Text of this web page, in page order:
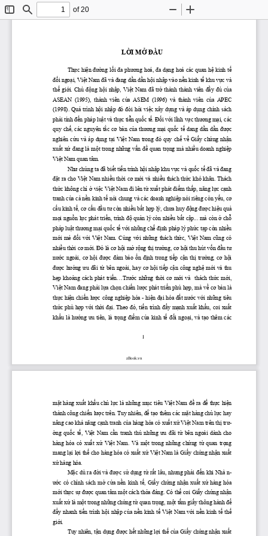
ToggleFind
of 20
Zoom
1
LỜI MỞ ĐẦU
Thực hiện đường lối đa phương hoá, đa dạng hoá các quan hệ kinh tế
đối ngoại, Việt Nam đã và đang dần dần hội nhập vào nền kinh tế khu vực và
thế giới. Chủ động hội nhập, Việt
  Nam
đã trở
  thành  thành  viên
đầy đủ của
ASEAN  (1995),  thành  viên của
  ASEM  (1996)  và  thành  viên
của
  APEC
(1998).  Quá  trình hội nhập đó đòi hỏi việc
  xây
dựng
  và  áp
dụng
  chính  sách
phải tính đến pháp luật và thực tiễn quốc tế. Đối với lĩnh vực thương mại, các
quy chế,
  các  nguyên
tắc cơ bản của thương mại quốc tế
  dang
dần dần được
nghiên cứu
  và  áp
dụng tại Việt
  Nam  trong
đó
  quy
chế về Giấy chứng nhận
xuất xứ đang là một trong những vấn đề quan trọng mà nhiều doanh nghiệp
Việt Nam quan tâm.
Như chúng ta đã biết tiến trình hội nhập khu vực và quốc tế đã và đang
đặt ra cho Việt Nam nhiều thời cơ mới và nhiều thách thức khó khăn. Thách
thức không chỉ ởviệc Việt Nam đi lên từ xuất phát điểm thấp, năng lực cạnh
tranh của cả nền kinh tế nói chung và các doanh nghiệp nói riêng còn yếu, cơ
cấu kinh tế, cơ cấu đầu tư còn nhiều bất hợp lý, chưa huy động được hiệu quả
mọi nguồn lực phát triển, trình độ quản lý còn nhiều bất cập... mà còn ởchỗ
pháp luật thương mại quốc tế với những chế định pháp lý phức tạp còn nhiều
mới mẻ đối với Việt
  Nam.  Cùng
với những
  thách
thức, Việt
  Nam
cũng
  có
nhiều thời cơ mới. Đó là cơ hội mở rộng thị trường, cơ hội thu hút vốn đầu tư
nước
  ngoài,
cơ hội được đảm bảo ổn định
  trong
tiếp cận thị trường, cơ hội
được
  h
ưởng ưu đãi từ
  bên  ngoài,  hay
cơ hội tiếp cận
  công
nghệ mới
  và  thu
hẹp khoảng
  cách  phát
triển...Trước những thời cơ mới
  và    thách
thức mới,
Việt Nam đang phải lựa chọn chiến lược phát triển phù hợp, mà về cơ bản là
thực hiện chiến lược công nghiệp hóa - hiện đại hóa đất nước với những tiêu
thức phù hợp với thời đại. Theo đó, tiến trình đẩy mạnh xuất khẩu, coi xuất
khẩu là hướng ưu tiên, là trọng điểm của kinh tế đối ngoại, và tạo thêm các
zBook.vn
mặt hàng xuất khẩu chủ lực là những mục tiêu Việt Nam đề ra để thực hiện
thành công chiến lược trên. Tuy nhiên, để tạo thêm các mặt hàng chủ lực hay
nâng cao khả năng cạnh tranh của hàng hóa có xuất xứ Việt Nam trên thị trư-
ờng quốc tế, Việt
  Nam
cần
  tranh
thủ những ưu đãi từ
  bên  ngoài  dành  cho
hàng  hóa  có xuất xứ Việt
  Nam.  Và
một
  trong
những chứng từ
  quan
trọng
mang lại lợi thế cho hàng hóa có xuất xứ Việt Nam là Giấy chứng nhận xuất
xứ hàng hóa.
Mặc dù ra đời và được sử dụng từ rất lâu, nhưng phải đến khi Nhà n-
ước
  có  chính  sách
mở cửa nền
  kinh
tế, Giấy chứng nhận xuất xứ
  hàng  hóa
mới thực sự được quan tâm một cách thỏa đáng. Có thể coi Giấy chứng nhận
xuất xứ là một trong những chứng từ quan trọng, một tấm giấy thông hành để
đẩy
  nhanh
tiến trình hội nhập của nền kinh tế Việt Nam với nền
  kinh
tế thế
giới.
Tuy nhiên, tận dụng được hết những lợi thế của Giấy chứng nhận xuất